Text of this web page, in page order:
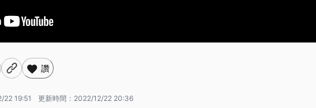
讚
22 19:51 更新時間： 2022/12/22 20:36